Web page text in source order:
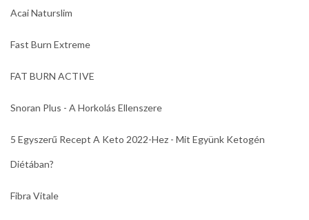
Acai Naturslim
Fast Burn Extreme
FAT BURN ACTIVE
Snoran Plus - A Horkolás Ellenszere
5 Egyszerű Recept A Keto 2022-Hez - Mit Együnk Ketogén
Diétában?
Fibra Vitale